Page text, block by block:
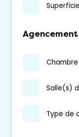
Agencement
salle(s)
Type de